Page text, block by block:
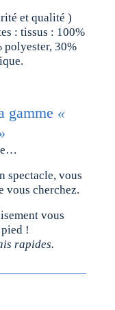
et qualité )
: tissus : 100%
polyester, 30%
gamme «
spectacle, vous
vous cherchez.
vous
!
rapides.